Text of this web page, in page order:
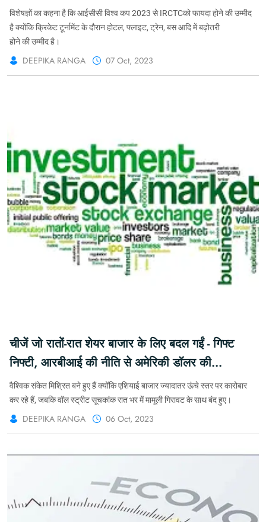
Cup 2023 | #KFY #TEAMKFY
#CRICKETFORYOU #KHABARFORYOU
विशेषज्ञों का कहना है कि आईसीसी विश्व कप 2023 से IRCTCको फायदा होने की उम्मीद
है क्योंकि क्रिकेट टूर्नामेंट के दौरान होटल, फ्लाइट, ट्रेन, बस आदि में बढ़ोतरी
होने की उम्मीद है।
DEEPIKA RANGA 07 Oct, 2023
चीजें जो रातों-रात शेयर बाजार के लिए बदल गईं - गिफ्ट
निफ्टी, आरबीआई की नीति से अमेरिकी डॉलर की
तेजी रुकने की उम्मीद #MARKETFORYOU
#KFYMARKET
वैश्विक संकेत मिश्रित बने हुए हैं क्योंकि एशियाई बाजार ज्यादातर ऊंचे स्तर पर कारोबार
कर रहे हैं, जबकि वॉल स्ट्रीट सूचकांक रात भर में मामूली गिरावट के साथ बंद हुए।
DEEPIKA RANGA 06 Oct, 2023